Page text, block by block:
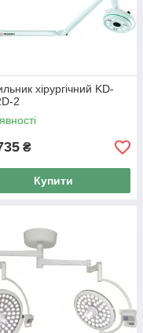
хірургічний KD-
2
₴
Купити